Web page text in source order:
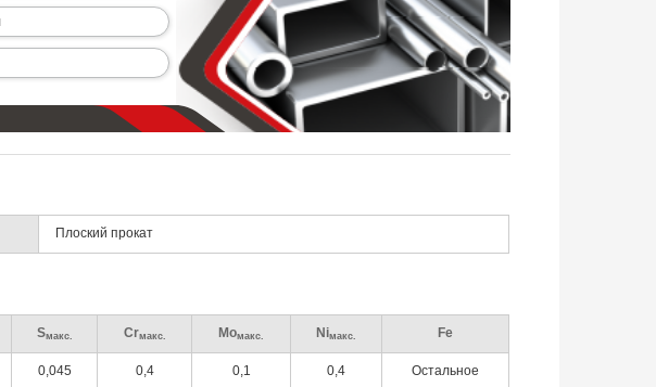
Плоский прокат
Sмакс. Crмакс. Moмакс. Niмакс. Fe
0,045 0,4 0,1 0,4 Остальное